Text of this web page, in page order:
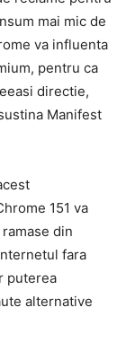
mai mic de
va influenta
pentru ca
directie,
Manifest
151 va
din
fara
puterea
alternative